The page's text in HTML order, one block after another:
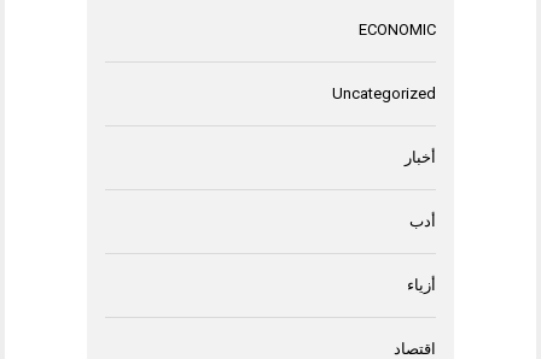
ECONOMIC
Uncategorized
أخبار
أدب
أزياء
اقتصاد